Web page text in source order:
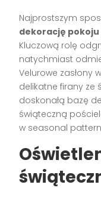
Najprostszym
dekorację pokoju
Kluczową rolę
natychmiast
Velurowe zasłony
delikatne firany
doskonałą bazę
świąteczną
w seasonal